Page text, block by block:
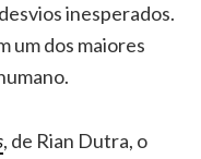
inesperados.
um dos maiores
, de Rian Dutra, o